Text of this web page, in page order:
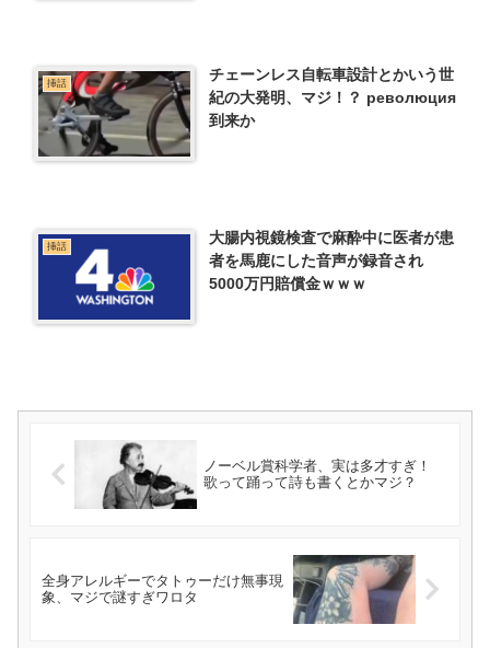
挿話
チェーンレス自転車設計とかいう世
紀の大発明、マジ！？ революция
到来か
挿話
大腸内視鏡検査で麻酔中に医者が患
者を馬鹿にした音声が録音され
5000万円賠償金ｗｗｗ
ノーベル賞科学者、実は多才すぎ！
歌って踊って詩も書くとかマジ？
全身アレルギーでタトゥーだけ無事現
象、マジで謎すぎワロタ